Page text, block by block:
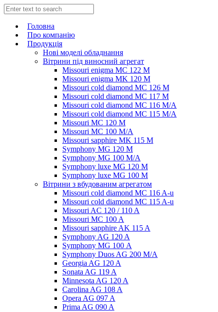
Головна
Про компанію
Продукція
Нові моделі обладнання
Вітрини під виносний агрегат
Missouri enigma MC 122 M
Missouri enigma MK 120 M
Missouri cold diamond MC 126 M
Missouri cold diamond MC 117 M
Missouri cold diamond MC 116 M/A
Missouri cold diamond MC 115 M/A
Missouri MC 120 M
Missouri MC 100 M/A
Missouri sapphire MK 115 M
Symphony MG 120 M
Symphony MG 100 M/А
Symphony luxe MG 120 M
Symphony luxe MG 100 M
Вітрини з вбудованим агрегатом
Missouri cold diamond MC 116 A-u
Missouri cold diamond MC 115 A-u
Missouri AC 120 / 110 A
Missouri MC 100 A
Missouri sapphire AK 115 A
Symphony AG 120 A
Symphony MG 100 А
Symphony Duos AG 200 M/A
Georgia AG 120 A
Sonata AG 119 A
Minnesota AG 120 A
Carolina AG 108 A
Opera AG 097 A
Prima AG 090 A